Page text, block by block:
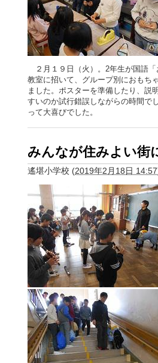
２月１９日（火）。2年生が国語
教室に招いて、グループ別におもち
ました。ポスターを準備したり、説
すいのか試行錯誤しながらの時間で
って大喜びでした。
みんなが住みよい
遙堪小学校 (2019年2月18日 14:57